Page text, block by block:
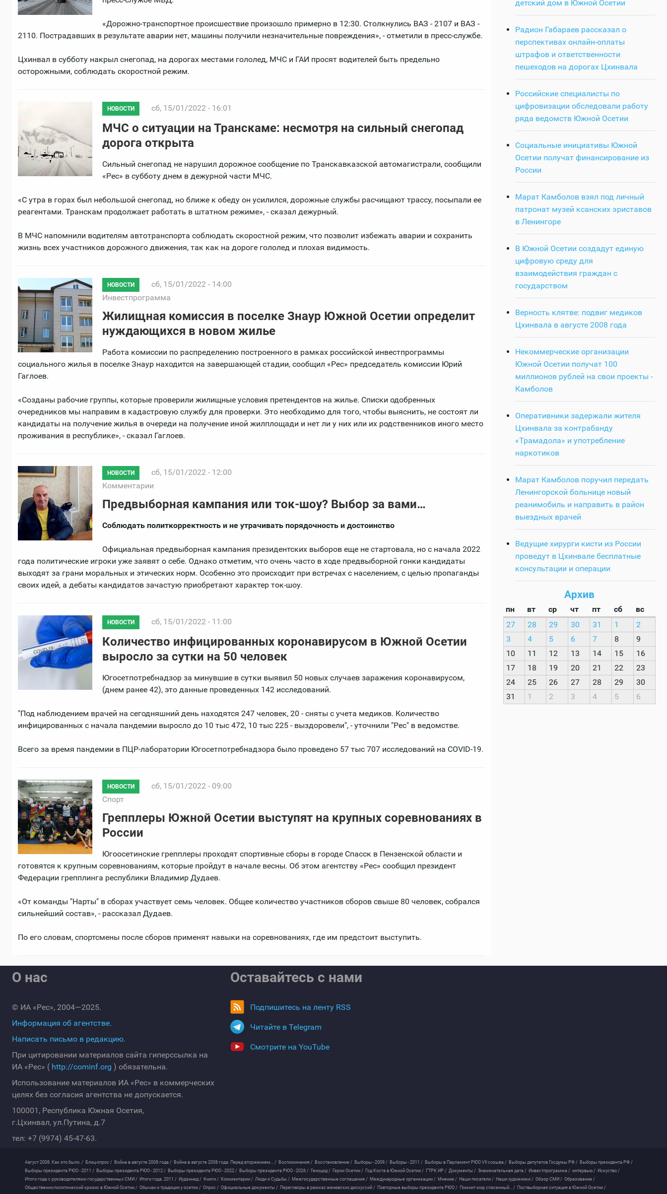
«Дорожно-транспортное происшествие произошло примерно в 12:30. Столкнулись ВАЗ - 2107 и ВАЗ -
2110. Пострадавших в результате аварии нет, машины получили незначительные повреждения», - отметили в пресс-службе.
Цхинвал в субботу накрыл снегопад, на дорогах местами гололед, МЧС и ГАИ просят водителей быть предельно
осторожными, соблюдать скоростной режим.
НОВОСТИ сб, 15/01/2022 - 16:01
МЧС о ситуации на Транскаме: несмотря на сильный снегопад
дорога открыта
Сильный снегопад не нарушил дорожное сообщение по Транскавказской автомагистрали, сообщили
«Рес» в субботу днем в дежурной части МЧС.
«С утра в горах был небольшой снегопад, но ближе к обеду он усилился, дорожные службы расчищают трассу, посыпали ее
реагентами. Транскам продолжает работать в штатном режиме», - сказал дежурный.
В МЧС напомнили водителям автотранспорта соблюдать скоростной режим, что позволит избежать аварии и сохранить
жизнь всех участников дорожного движения, так как на дороге гололед и плохая видимость.
НОВОСТИ
сб, 15/01/2022 - 14:00
Инвестпрограмма
Жилищная комиссия в поселке Знаур Южной Осетии определит
нуждающихся в новом жилье
Работа комиссии по распределению построенного в рамках российской инвестпрограммы
социального жилья в поселке Знаур находится на завершающей стадии, сообщил «Рес» председатель комиссии Юрий
Гаглоев.
«Созданы рабочие группы, которые проверили жилищные условия претендентов на жилье. Списки одобренных
очередников мы направим в кадастровую службу для проверки. Это необходимо для того, чтобы выяснить, не состоят ли
кандидаты на получение жилья в очереди на получение иной жилплощади и нет ли у них или их родственников иного место
проживания в республике», - сказал Гаглоев.
НОВОСТИ
сб, 15/01/2022 - 12:00
Комментарии
Предвыборная кампания или ток-шоу? Выбор за вами…
Соблюдать политкорректность и не утрачивать порядочность и достоинство
Официальная предвыборная кампания президентских выборов еще не стартовала, но с начала 2022
года политические игроки уже заявят о себе. Однако отметим, что очень часто в ходе предвыборной гонки кандидаты
выходят за грани моральных и этических норм. Особенно это происходит при встречах с населением, с целью пропаганды
своих идей, а дебаты кандидатов зачастую приобретают характер ток-шоу.
НОВОСТИ сб, 15/01/2022 - 11:00
Количество инфицированных коронавирусом в Южной Осетии
выросло за сутки на 50 человек
Югосетпотребнадзор за минувшие в сутки выявил 50 новых случаев заражения коронавирусом,
(днем ранее 42), это данные проведенных 142 исследований.
"Под наблюдением врачей на сегодняшний день находятся 247 человек, 20 - сняты с учета медиков. Количество
инфицированных с начала пандемии выросло до 10 тыс 472, 10 тыс 225 - выздоровели", - уточнили "Рес" в ведомстве.
Всего за время пандемии в ПЦР-лаборатории Югосетпотребнадзора было проведено 57 тыс 707 исследований на COVID-19.
НОВОСТИ
сб, 15/01/2022 - 09:00
Спорт
Грепплеры Южной Осетии выступят на крупных соревнованиях в
России
Югоосетинские грепплеры проходят спортивные сборы в городе Спасск в Пензенской области и
готовятся к крупным соревнованиям, которые пройдут в начале весны. Об этом агентству «Рес» сообщил президент
Федерации грепплинга республики Владимир Дудаев.
«От команды "Нарты" в сборах участвует семь человек. Общее количество участников сборов свыше 80 человек, собрался
сильнейший состав», - рассказал Дудаев.
По его словам, спортсмены после сборов применят навыки на соревнованиях, где им предстоит выступить.
детский дом в Южной Осетии
Радион Габараев рассказал о
перспективах онлайн-оплаты
штрафов и ответственности
пешеходов на дорогах Цхинвала
Российские специалисты по
цифровизации обследовали работу
ряда ведомств Южной Осетии
Социальные инициативы Южной
Осетии получат финансирование из
России
Марат Камболов взял под личный
патронат музей ксанских эриставов
в Ленингоре
В Южной Осетии создадут единую
цифровую среду для
взаимодействия граждан с
государством
Верность клятве: подвиг медиков
Цхинвала в августе 2008 года
Некоммерческие организации
Южной Осетии получат 100
миллионов рублей на свои проекты -
Камболов
Оперативники задержали жителя
Цхинвала за контрабанду
«Трамадола» и употребление
наркотиков
Марат Камболов поручил передать
Ленингорской больнице новый
реанимобиль и направить в район
выездных врачей
Ведущие хирурги кисти из России
проведут в Цхинвале бесплатные
консультации и операции
Архив
пн вт ср чт пт сб
вс
27
28 29 30 31 1
2
3
4 5 6 7 8
9
10
11 12 13 14 15
16
17
18 19 20 21 22
23
24
25 26 27 28 29
30
31
1 2 3 4 5 6
О нас
© ИА «Рес», 2004—2025.
Информация об агентстве.
Написать письмо в редакцию.
При цитировании материалов сайта гиперссылка на
ИА «Рес» ( http://cominf.org ) обязательна.
Использование материалов ИА «Рес» в коммерческих
целях без согласия агентства не допускается.
100001, Республика Южная Осетия,
г.Цхинвал, ул.Путина, д.7
тел: +7 (9974) 45-47-63.
Оставайтесь с нами
Подпишитесь на ленту RSS
Читайте в Telegram
Смотрите на YouTube
Август 2008. Как это было. / Блиц-опрос / Война в августе 2008 года / Война в августе 2008 года. Перед вторжением... / Воспоминания / Восстановление / Выборы - 2009 / Выборы - 2011 / Выборы в Парламент РЮО VII созыва / Выборы депутатов Госдумы РФ / Выборы президента РФ /
Выборы президента РЮО - 2011 / Выборы президента РЮО - 2012 / Выборы президента РЮО - 2022 / Выборы президента РЮО - 2026 / Геноцид / Герои Осетии / Год Коста в Южной Осетии / ГТРК ИР / Документы / Знаменательная дата / Инвестпрограмма / интервью / Искуство /
Итоги года с руководителями государственных СМИ / Итоги года. 2011 / Иудзинад / Книги / Комментарии / Люди и Судьбы / Межгосударственные соглашения / Международные организации / Мнение / Наши писатели / Наши художники / Обзор СМИ / Образование /
Общественно-политический кризис в Южной Осетии / Обычаи и традиции у осетин / Опрос / Официальные документы / Переговоры в рамках женевских дискуссий / Повторные выборы президента РЮО / Помнит мир спасенный... / Поствыборная ситуация в Южной Осетии /